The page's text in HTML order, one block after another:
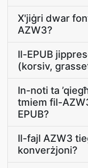
X'jiġri dwar
AZW3?
Il-EPUB
(korsiv,
In-noti ta
tmiem fil-
EPUB?
Il-fajl AZW3
konverżjoni?